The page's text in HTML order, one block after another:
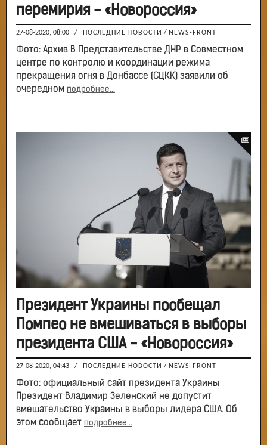
перемирия - «Новороссия»
27-08-2020, 08:00 / ПОСЛЕДНИЕ НОВОСТИ / NEWS-FRONT
Фото: Архив В Представительстве ДНР в Совместном
центре по контролю и координации режима
прекращения огня в Донбассе (СЦКК) заявили об
очередном подробнее...
Президент Украины пообещал
Помпео не вмешиваться в выборы
президента США - «Новороссия»
27-08-2020, 04:43 / ПОСЛЕДНИЕ НОВОСТИ / NEWS-FRONT
Фото: официальный сайт президента Украины
Президент Владимир Зеленский не допустит
вмешательство Украины в выборы лидера США. Об
этом сообщает подробнее...